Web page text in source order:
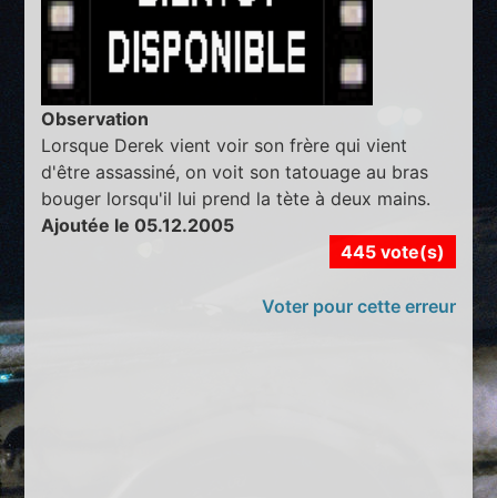
Observation
Lorsque Derek vient voir son frère qui vient
d'être assassiné, on voit son tatouage au bras
bouger lorsqu'il lui prend la tète à deux mains.
Ajoutée le 05.12.2005
445 vote(s)
Voter pour cette erreur